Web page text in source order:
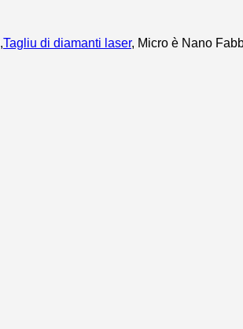
,Tagliu di diamanti laser, Micro è Nano